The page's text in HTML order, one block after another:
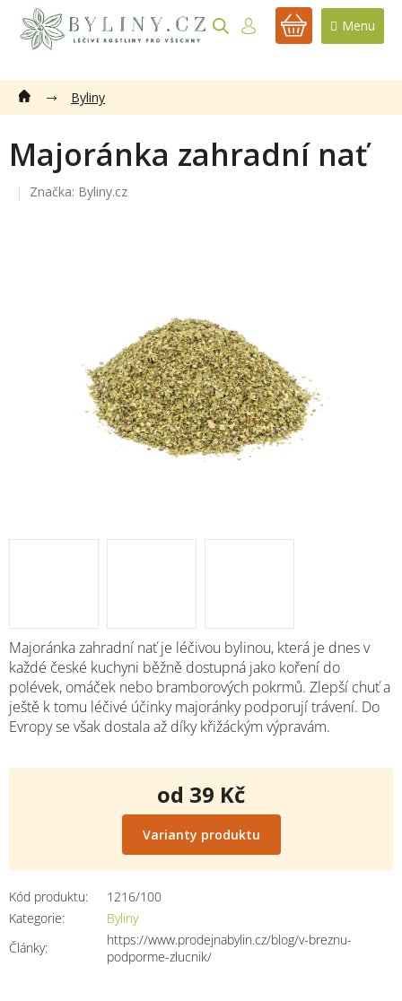
obsah
NÁKUPNÍ
Byliny
Majoránka zahradní nať
Značka: Byliny.cz
Majoránka zahradní nať je léčivou bylinou, která je dnes v
každé české kuchyni běžně dostupná jako koření do
polévek, omáček nebo bramborových pokrmů. Zlepší chuť a
ještě k tomu léčivé účinky majoránky podporují trávení. Do
Evropy se však dostala až díky křižáckým výpravám.
Kód produktu:
1216/100
Kategorie:
Byliny
Články:
https://www.prodejnabylin.cz/blog/v-breznu-
podporme-zlucnik/
od 39 Kč
Měrná
cena:
Varianty produktu